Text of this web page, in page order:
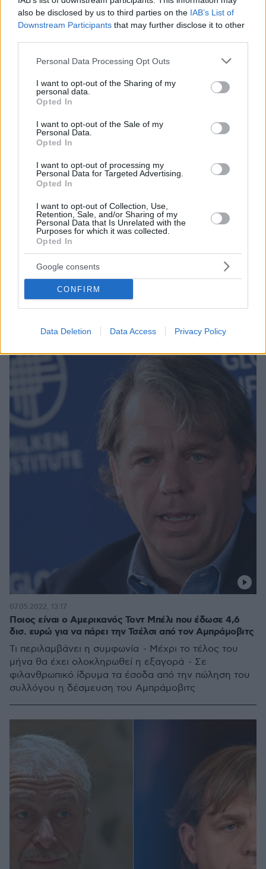
also be disclosed by us to third parties on the IAB’s List of
Downstream Participants that may further disclose it to other
Please note that this website/app uses one or more Google
not limited to your visit or usage behaviour. You may click to
grant or deny consent to Google and its third-party tags to
use your data for below specified purposes in below Google
consent section.
Personal Data Processing Opt Outs
I want to opt-out of the Sharing of my
personal data.
Opted In
I want to opt-out of the Sale of my
Personal Data.
Opted In
I want to opt-out of processing my
Personal Data for Targeted Advertising.
Opted In
I want to opt-out of Collection, Use,
Retention, Sale, and/or Sharing of my
Personal Data that Is Unrelated with the
Purposes for which it was collected.
Opted In
Google consents
CONFIRM
Data Deletion Data Access Privacy Policy
Premier League, Τσέλσι - Γουλβς 2-2: Σοκ στη νέα εποχή
στο 90+7' για τους «Μπλε» - Δείτε τα γκολ
Υπό το βλέμμα του διαφαινόμενου νέου ιδιοκτήτη
της, Τοντ Μπέλι, η Τσέλσι υπέστη σοκ με τον Κόουντι
να ισοφαρίζει σε 2-2 στις καθυστερήσεις για την
Γουλβς και να εντείνει τον προβληματισμό στις τάξεις
Κυπέλλου κόντρα στην Λίβερπουλ!
07.05.2022, 19:30
Ποιος είναι ο Αμερικανός Τοντ Μπέλι που έδωσε 4,6
δισ. ευρώ για να πάρει την Τσέλσι από τον Αμπράμοβιτς
Τι περιλαμβάνει η συμφωνία - Μέχρι το τέλος του
μήνα θα έχει ολοκληρωθεί η εξαγορά - Σε
φιλανθρωπικό ίδρυμα τα έσοδα από την πώληση του
συλλόγου η δέσμευση του Αμπράμοβιτς
07.05.2022, 13:17